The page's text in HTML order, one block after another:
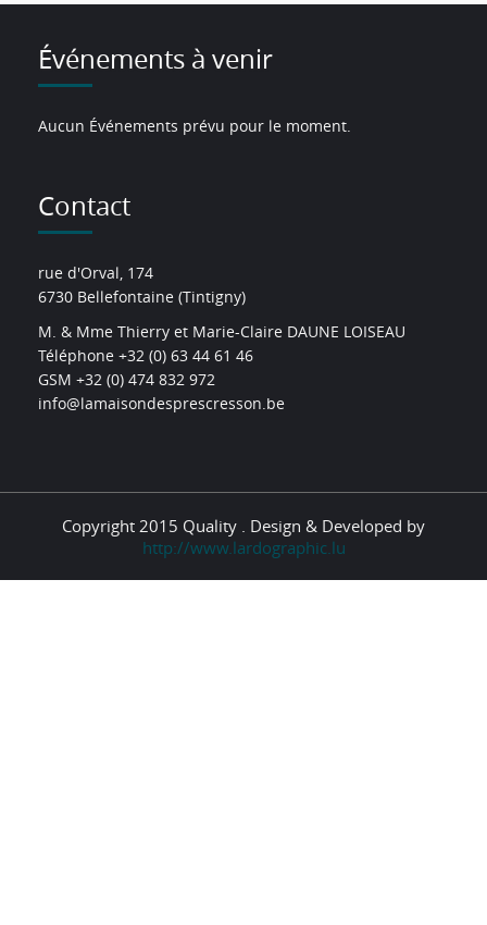
Événements à venir
Aucun Événements prévu pour le moment.
Contact
rue d'Orval, 174
6730 Bellefontaine (Tintigny)
M. & Mme Thierry et Marie-Claire DAUNE LOISEAU
Téléphone +32 (0) 63 44 61 46
GSM +32 (0) 474 832 972
info@lamaisondesprescresson.be
Copyright 2015 Quality . Design & Developed by
http://www.lardographic.lu